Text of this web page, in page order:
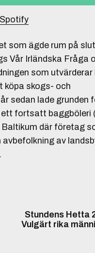
Spotify
som ägde rum på
Vår Irländska Fråga
som utvärderar
köpa skogs- och
sedan lade grunden
fortsatt baggböleri
Baltikum där företag
avbefolkning av
Stundens Hetta
Vulgärt rika